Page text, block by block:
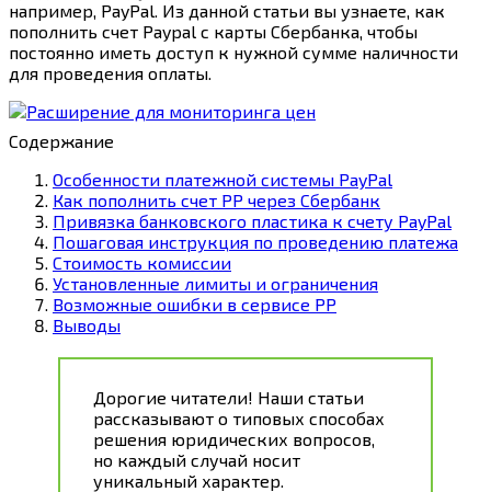
например, PayPal. Из данной статьи вы узнаете, как
пополнить счет Paypal с карты Сбербанка, чтобы
постоянно иметь доступ к нужной сумме наличности
для проведения оплаты.
Содержание
Особенности платежной системы PayPal
Как пополнить счет РР через Сбербанк
Привязка банковского пластика к счету PayPal
Пошаговая инструкция по проведению платежа
Стоимость комиссии
Установленные лимиты и ограничения
Возможные ошибки в сервисе РР
Выводы
Дорогие читатели! Наши статьи
рассказывают о типовых способах
решения юридических вопросов,
но каждый случай носит
уникальный характер.